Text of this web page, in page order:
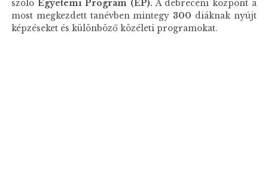
szóló Egyetemi Program (EP). A debreceni központ a
most megkezdett tanévben mintegy 300 diáknak nyújt
képzéseket és különböző közéleti programokat.